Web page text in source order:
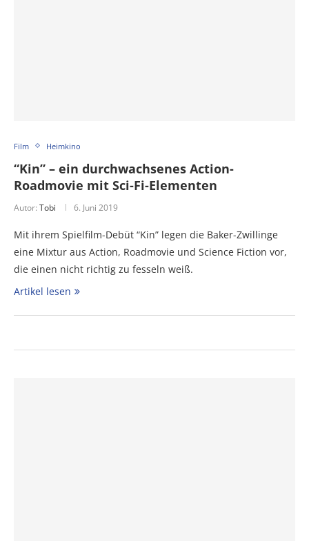
Film Heimkino
“Kin” – ein durchwachsenes Action-
Roadmovie mit Sci-Fi-Elementen
Autor: Tobi 6. Juni 2019
Mit ihrem Spielfilm-Debüt “Kin” legen die Baker-Zwillinge
eine Mixtur aus Action, Roadmovie und Science Fiction vor,
die einen nicht richtig zu fesseln weiß.
Artikel lesen